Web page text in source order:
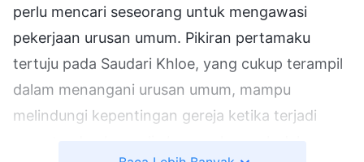
perlu mencari seseorang untuk mengawasi
pekerjaan urusan umum. Pikiran pertamaku
tertuju pada Saudari Khloe, yang cukup terampil
dalam menangani urusan umum, mampu
melindungi kepentingan gereja ketika terjadi